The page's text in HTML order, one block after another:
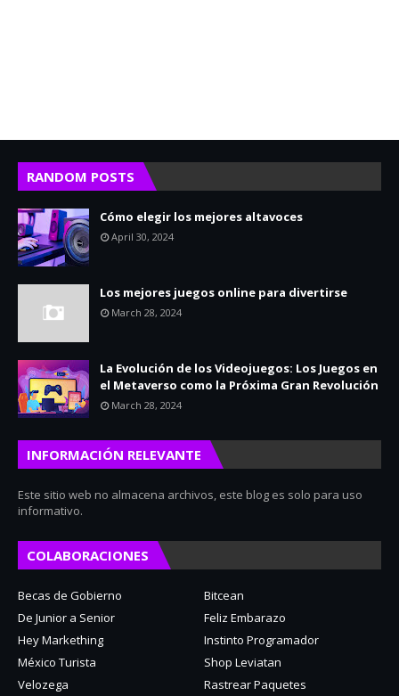
RANDOM POSTS
Cómo elegir los mejores altavoces
April 30, 2024
Los mejores juegos online para divertirse
March 28, 2024
La Evolución de los Videojuegos: Los Juegos en
el Metaverso como la Próxima Gran Revolución
March 28, 2024
INFORMACIÓN RELEVANTE
Este sitio web no almacena archivos, este blog es solo para uso
informativo.
COLABORACIONES
Becas de Gobierno
Bitcean
De Junior a Senior
Feliz Embarazo
Hey Markething
Instinto Programador
México Turista
Shop Leviatan
Velozega
Rastrear Paquetes